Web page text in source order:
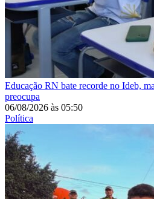
Educação RN bate recorde no Ideb,
preocupa
06/08/2026 às 05:50
Política